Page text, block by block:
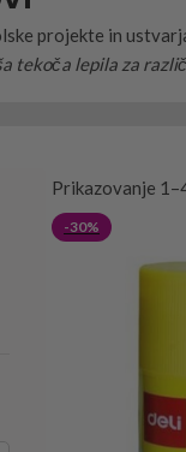
projekte in
tekoča lepila za
Prikazovanje
-30%